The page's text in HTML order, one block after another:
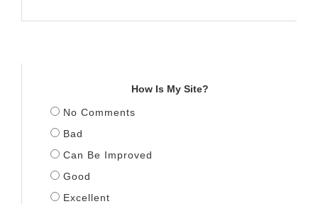
How Is My Site?
No Comments
Bad
Can Be Improved
Good
Excellent